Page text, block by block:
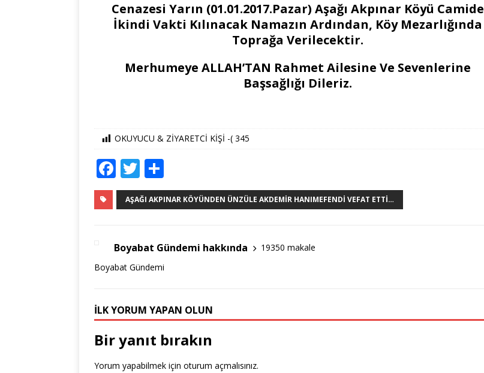
Cenazesi Yarın (01.01.2017.Pazar) Aşağı Akpınar Köyü Camide
İkindi Vakti Kılınacak Namazın Ardından, Köy Mezarlığında
Toprağa Verilecektir.
Merhumeye ALLAH’TAN Rahmet Ailesine Ve Sevenlerine
Başsağlığı Dileriz.
OKUYUCU & ZİYARETCİ KİŞİ -( 345
F
a
c
b
o
k
T
w
it
r
h
ar
AŞAĞI AKPINAR KÖYÜNDEN ÜNZÜLE AKDEMIR HANIMEFENDI VEFAT ETTI…
Boyabat Gündemi hakkında
19350 makale
Boyabat Gündemi
İLK YORUM YAPAN OLUN
Bir yanıt bırakın
Yorum yapabilmek için oturum açmalısınız.